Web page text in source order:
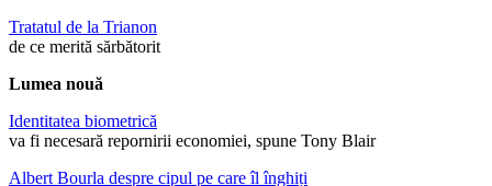
Tratatul de la Trianon
de ce merită sărbătorit
Lumea nouă
Identitatea biometrică
va fi necesară repornirii economiei, spune Tony Blair
Albert Bourla despre cipul pe care îl înghiți